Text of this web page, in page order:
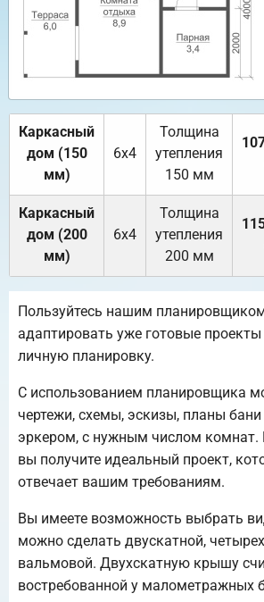
Каркасный
дом (150
мм)
6х4
Толщина
утепления
150 мм
Каркасный
дом (200
мм)
6х4
Толщина
утепления
200 мм
Пользуйтесь нашим
адаптировать уже готовые
личную планировку.
С использованием планировщика
чертежи, схемы, эскизы, планы
эркером, с нужным числом комнат.
вы получите идеальный проект,
отвечает вашим требованиям.
Вы имеете возможность выбрать
можно сделать двускатной,
вальмовой. Двухскатную крышу
востребованной у малометражных